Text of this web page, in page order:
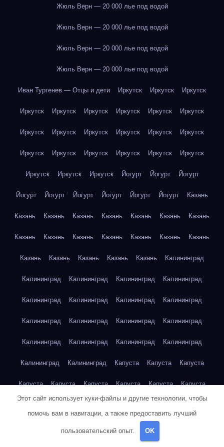
Жюль Верн — 20 000 лье под водой
Жюль Верн — 20 000 лье под водой
Жюль Верн — 20 000 лье под водой
Жюль Верн — 20 000 лье под водой
Иван Тургенев — Отцы и дети Иркутск Иркутск Иркутск
Иркутск Иркутск Иркутск Иркутск Иркутск Иркутск
Иркутск Иркутск Иркутск Иркутск Иркутск Иркутск
Иркутск Иркутск Иркутск Иркутск Иркутск Иркутск
Иркутск Иркутск Иркутск Йогурт Йогурт Йогурт
Йогурт Йогурт Йогурт Йогурт Йогурт Йогурт Казань
Казань Казань Казань Казань Казань Казань Казань
Казань Казань Казань Казань Казань Казань Казань
Казань Казань Казань Казань Казань Калининград
Калининград Калининград Калининград Калининград
Калининград Калининград Калининград Калининград
Калининград Калининград Калининград Калининград
Калининград Калининград Калининград Калининград
Калининград Калининград Капуста Капуста Капуста
Капуста Капуста Капуста Капуста Капуста Капуста
Этот сайт использует куки-файлы и другие технологии, чтобы
помочь вам в навигации, а также предоставить лучший
пользовательский опыт. OK